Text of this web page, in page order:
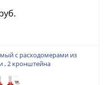
с расходомерами из
, 2 кронштейна